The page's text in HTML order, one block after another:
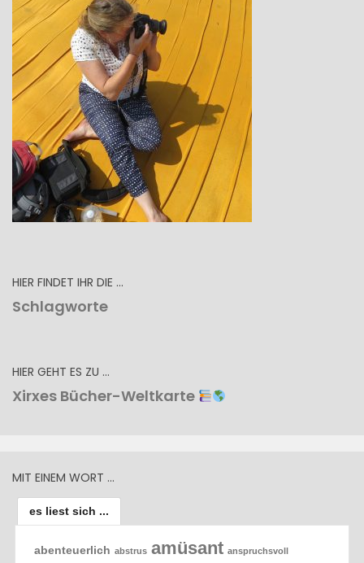
HIER FINDET IHR DIE …
Schlagworte
HIER GEHT ES ZU …
Xirxes Bücher-Weltkarte
MIT EINEM WORT …
es liest sich ...
abenteuerlich abstrus amüsant anspruchsvoll